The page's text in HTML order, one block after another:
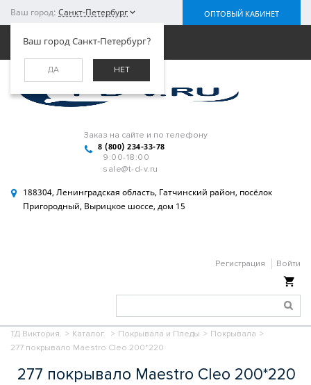
Ваш город: Санкт-Петербург
Ваш город Санкт-Петербург?
ДА НЕТ
ОПТОВЫЙ КАБИНЕТ
Заказ на сайте и по телефону
8 (800) 234-33-78
9:00-18:00
sale@t-d-v.ru
188304, Ленинградская область, Гатчинский район, посёлок
Пригородный, Вырицкое шоссе, дом 15
Регистрация Войти
Меню
ТД Виктория. > Каталог. > Покрывала и Пледы > Покрывала >
277 покрывало Maestro Cleo 200*220
277 покрывало Maestro Cleo 200*220